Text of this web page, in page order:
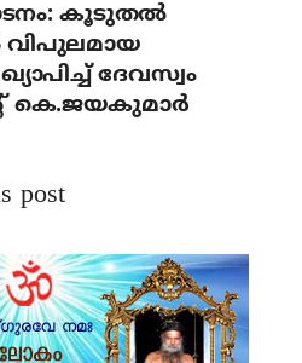
കൂടുതല്‍
വിപുലമായ
ദേവസ്വം
കെ.ജയകുമാര്‍
post